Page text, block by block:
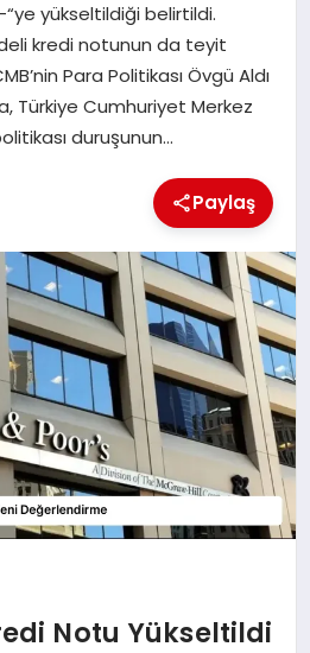
“ye yükseltildiği belirtildi.
kredi notunun da teyit
Para Politikası Övgü Aldı
Türkiye Cumhuriyet Merkez
duruşunun…
Paylaş
Notu Yükseltildi